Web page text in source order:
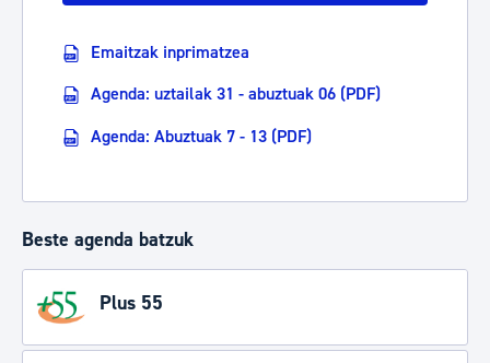
Emaitzak inprimatzea
Agenda: uztailak 31 - abuztuak 06 (PDF)
Agenda: Abuztuak 7 - 13 (PDF)
Beste agenda batzuk
Plus 55